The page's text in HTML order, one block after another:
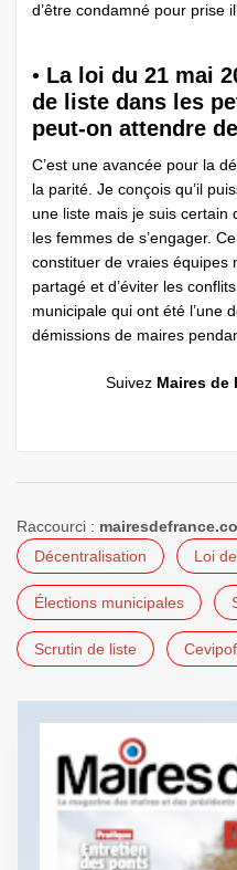
d’être condamné pour prise
• La loi du 21 mai
de liste dans les
peut-on attendre
C’est une avancée pour la
la parité. Je conçois qu’il
une liste mais je suis certain
les femmes de s’engager.
constituer de vraies équipes
partagé et d’éviter les
municipale qui ont été l’une
démissions de maires
Suivez Maires de
Raccourci :
Décentralisation
Loi
Élections municipales
Scrutin de liste Cevipof